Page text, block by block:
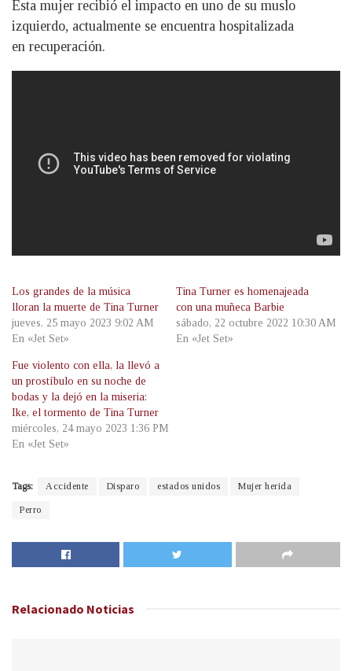
Esta mujer recibió el impacto en uno de su muslo
izquierdo, actualmente se encuentra hospitalizada
en recuperación.
Los grandes de la música
lloran la muerte de Tina Turner
jueves, 25 mayo 2023 9:02 AM
En «Jet Set»
Tina Turner es homenajeada
con una muñeca Barbie
sábado, 22 octubre 2022 10:30 AM
En «Jet Set»
Fue violento con ella, la llevó a
un prostíbulo en su noche de
bodas y la dejó en la miseria:
Ike, el tormento de Tina Turner
miércoles, 24 mayo 2023 1:36 PM
En «Jet Set»
Tags: Accidente Disparo estados unidos Mujer herida
Perro
Relacionado Noticias